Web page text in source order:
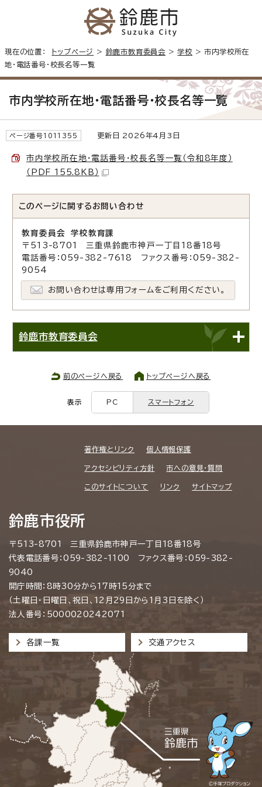
現在の位置： トップページ > 鈴鹿市教育委員会 >学校 > 市内学校所在
地・電話番号・校長名等一覧
市内学校所在地・電話番号・校長名等一覧
ページ番号1011355 更新日 2026年4月3日
市内学校所在地・電話番号・校長名等一覧（令和8年度）
（PDF 155.8KB）
このページに関する お問い合わせ
教育委員会 学校教育課
〒513-8701 三重県鈴鹿市神戸一丁目18番18号
電話番号：059-382-7618 ファクス番号：059-382-
9054
お問い合わせは専用フォームをご利用ください。
鈴鹿市教育委員会
前のページへ戻る トップページへ戻る
表示 PC スマートフォン
著作権とリンク 個人情報保護
アクセシビリティ方針 市への意見・質問
このサイトについて リンク サイトマップ
鈴鹿市役所
〒513-8701 三重県鈴鹿市神戸一丁目18番18号
代表電話番号：059-382-1100 ファクス番号：059-382-
9040
開庁時間：8時30分から17時15分まで
（土曜日・日曜日、祝日、12月29日から1月3日を除く）
法人番号：5000020242071
各課一覧 交通アクセス